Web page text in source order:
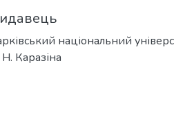
національний
Каразіна